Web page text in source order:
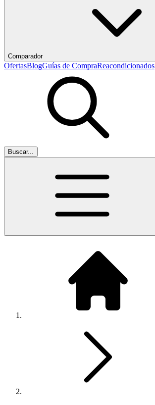
Comparador
OfertasBlogGuías de CompraReacondicionados
Buscar...